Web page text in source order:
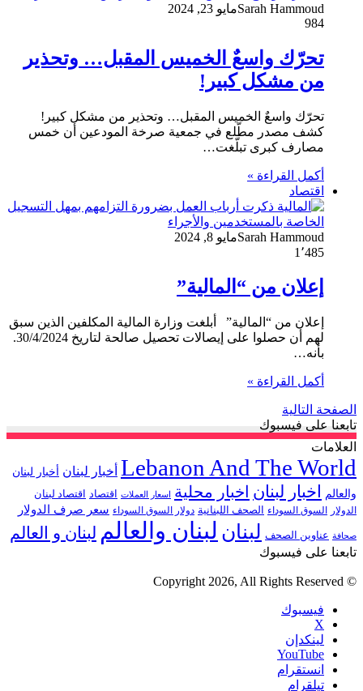
Sarah Hammoudمايو 23, 2024
984
تحرّك واسعٌ الخميس المقبل… وتحذير
من مشكل كبير!
تحرّك واسعٌ الخميس المقبل… وتحذير من مشكل كبير!
كشف مصدر مطّلع في جمعية صرخة المودعين أن خمس
مصارف كبرى تبلّغت…
أكمل القراءة »
اقتصاد
Sarah Hammoudمايو 8, 2024
1٬485
إعلان من “المالية”
إعلان من “المالية” أبلغت وزارة المالية المكلفين الذين سبق
لهم أن حصلوا على إيصالات تحصيل صالحة لتاريخ 30/4/2024.
بأنه…
أكمل القراءة »
الصفحة التالية
تابعنا على فيسبوك
العلامات
Lebanon And The World أخبار لبنان أخبار لبنان
والعالم
اخبار لبنان اخبار محلية اسعار العملات اقتصاد اقتصاد لبنان
الدولار السوق السوداء الصحف اللبنانية دولار السوق السوداء سعر صرف الدولار
صحافة عناوين الصحف لبنان لبنان والعالم لبنان و العالم
تابعنا على فيسبوك
© Copyright 2026, All Rights Reserved
فيسبوك
‫X
لينكدإن
‫YouTube
انستقرام
تيلقرام